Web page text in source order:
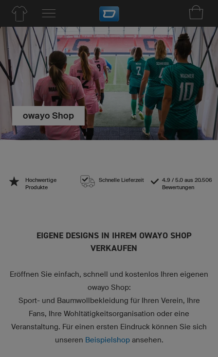
owayo Shop
Hochwertige
Produkte
Schnelle Lieferzeit
4.9 / 5.0 aus 20.506
Bewertungen
EIGENE DESIGNS IN IHREM OWAYO SHOP
VERKAUFEN
Eröffnen Sie einfach, schnell und kostenlos Ihren eigenen
owayo Shop:
Sport- und Baumwollbekleidung für Ihren Verein, Ihre
Fans, Ihre Wohltätigkeitsorganisation oder eine
Veranstaltung. Für einen ersten Eindruck können Sie sich
unseren Beispielshopansehen.